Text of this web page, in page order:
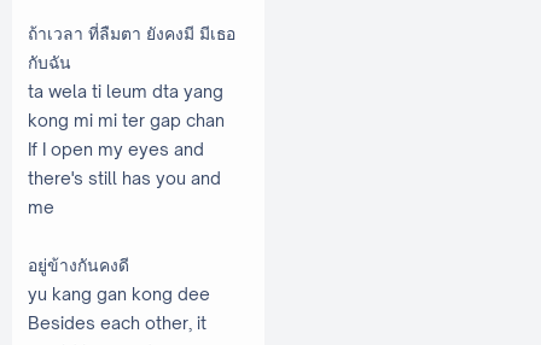
ถ้าเวลา ที่ลืมตา ยังคงมี มีเธอ
กับฉัน
ta wela ti leum dta yang
kong mi mi ter gap chan
If I open my eyes and
there's still has you and
me
อยู่ข้างกันคงดี
yu kang gan kong dee
Besides each other, it